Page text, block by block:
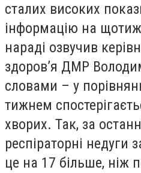
сталих високих
інформацію на
нараді озвучив
здоров’я ДМР
словами – у
тижнем
хворих. Так, за
респіраторні недуги
це на 17 більше, ніж